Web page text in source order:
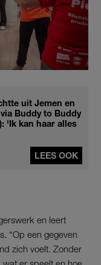
uit Jemen en
Buddy to Buddy
'Ik kan haar alles
LEES OOK
en leert
“Op een gegeven
zich voelt. Zonder